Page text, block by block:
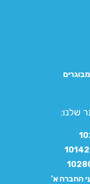
שלנו:​
החברה א'